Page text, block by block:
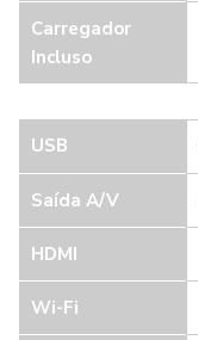
Carregador
Incluso
USB
Saída A/V
HDMI
Wi-Fi